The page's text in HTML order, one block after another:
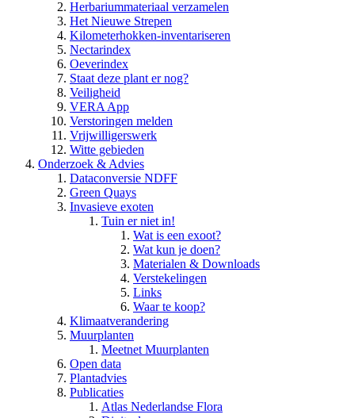
Herbariummateriaal verzamelen
Het Nieuwe Strepen
Kilometerhokken-inventariseren
Nectarindex
Oeverindex
Staat deze plant er nog?
Veiligheid
VERA App
Verstoringen melden
Vrijwilligerswerk
Witte gebieden
Onderzoek & Advies
Dataconversie NDFF
Green Quays
Invasieve exoten
Tuin er niet in!
Wat is een exoot?
Wat kun je doen?
Materialen & Downloads
Verstekelingen
Links
Waar te koop?
Klimaatverandering
Muurplanten
Meetnet Muurplanten
Open data
Plantadvies
Publicaties
Atlas Nederlandse Flora